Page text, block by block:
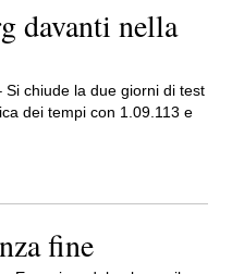
davanti nella
chiude la due giorni di test
dei tempi con 1.09.113 e
fine